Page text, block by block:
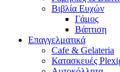
Βιβλία Ευχών
Γάμος
Βάπτιση
Επαγγελματικά
Cafe & Gelateria
Κατασκευές